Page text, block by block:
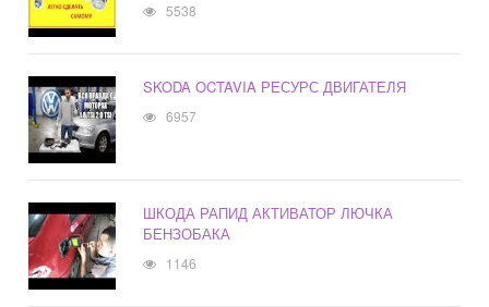
5538
SKODA OCTAVIA РЕСУРС ДВИГАТЕЛЯ
6957
ШКОДА РАПИД АКТИВАТОР ЛЮЧКА
БЕНЗОБАКА
1146